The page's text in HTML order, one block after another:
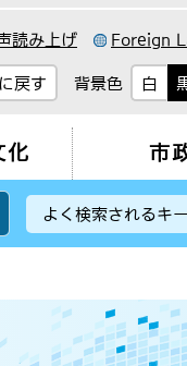
読み上げ Foreign
戻す 背景色 白
化 市
よく検索されるキ